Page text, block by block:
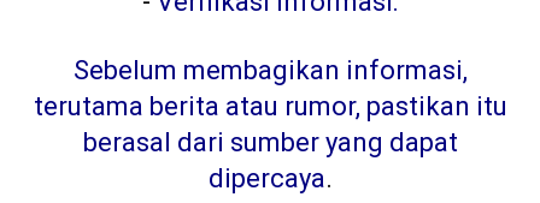
Sebelum membagikan informasi,
terutama berita atau rumor, pastikan itu
berasal dari sumber yang dapat
dipercaya.